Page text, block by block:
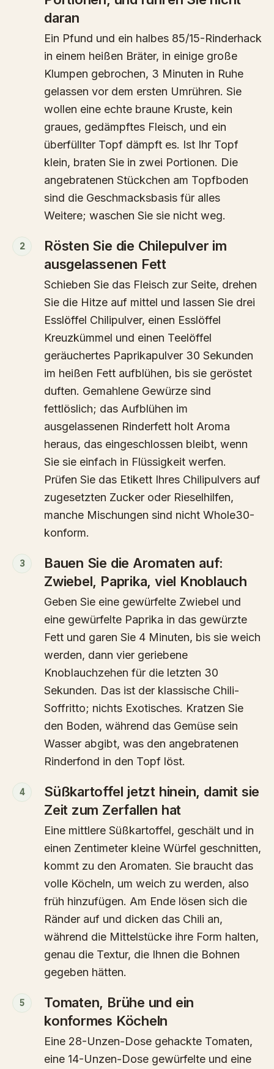
daran
Ein Pfund und ein halbes 85/15-Rinderhack
in einem heißen Bräter, in einige große
Klumpen gebrochen, 3 Minuten in Ruhe
gelassen vor dem ersten Umrühren. Sie
wollen eine echte braune Kruste, kein
graues, gedämpftes Fleisch, und ein
überfüllter Topf dämpft es. Ist Ihr Topf
klein, braten Sie in zwei Portionen. Die
angebratenen Stückchen am Topfboden
sind die Geschmacksbasis für alles
Weitere; waschen Sie sie nicht weg.
2
Rösten Sie die Chilepulver im
ausgelassenen Fett
Schieben Sie das Fleisch zur Seite, drehen
Sie die Hitze auf mittel und lassen Sie drei
Esslöffel Chilipulver, einen Esslöffel
Kreuzkümmel und einen Teelöffel
geräuchertes Paprikapulver 30 Sekunden
im heißen Fett aufblühen, bis sie geröstet
duften. Gemahlene Gewürze sind
fettlöslich; das Aufblühen im
ausgelassenen Rinderfett holt Aroma
heraus, das eingeschlossen bleibt, wenn
Sie sie einfach in Flüssigkeit werfen.
Prüfen Sie das Etikett Ihres Chilipulvers auf
zugesetzten Zucker oder Rieselhilfen,
manche Mischungen sind nicht Whole30-
konform.
3
Bauen Sie die Aromaten auf:
Zwiebel, Paprika, viel Knoblauch
Geben Sie eine gewürfelte Zwiebel und
eine gewürfelte Paprika in das gewürzte
Fett und garen Sie 4 Minuten, bis sie weich
werden, dann vier geriebene
Knoblauchzehen für die letzten 30
Sekunden. Das ist der klassische Chili-
Soffritto; nichts Exotisches. Kratzen Sie
den Boden, während das Gemüse sein
Wasser abgibt, was den angebratenen
Rinderfond in den Topf löst.
4
Süßkartoffel jetzt hinein, damit sie
Zeit zum Zerfallen hat
Eine mittlere Süßkartoffel, geschält und in
einen Zentimeter kleine Würfel geschnitten,
kommt zu den Aromaten. Sie braucht das
volle Köcheln, um weich zu werden, also
früh hinzufügen. Am Ende lösen sich die
Ränder auf und dicken das Chili an,
während die Mittelstücke ihre Form halten,
genau die Textur, die Ihnen die Bohnen
gegeben hätten.
5
Tomaten, Brühe und ein
konformes Köcheln
Eine 28-Unzen-Dose gehackte Tomaten,
eine 14-Unzen-Dose gewürfelte und eine